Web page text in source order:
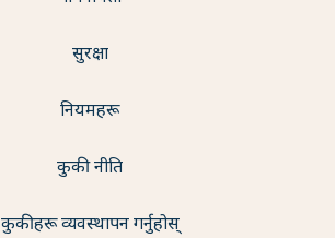
सुरक्षा
नियमहरू
कुकी नीति
कुकीहरू व्यवस्थापन गर्नुहोस्